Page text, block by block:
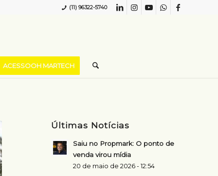
(11) 96322-5740
ACESSOOH MARTECH
Últimas Notícias
Saiu no Propmark: O ponto de
venda virou mídia
20 de maio de 2026 - 12:54